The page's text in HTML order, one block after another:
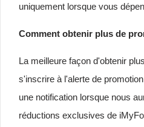
uniquement lorsque vous
Comment obtenir plus de
La meilleure façon d'obtenir
s'inscrire à l'alerte de
une notification lorsque nous
réductions exclusives de